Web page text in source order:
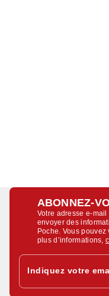
ABONNEZ-
Votre adresse e-
envoyer des
Poche. Vous
plus d’informations,
Indiquez votre